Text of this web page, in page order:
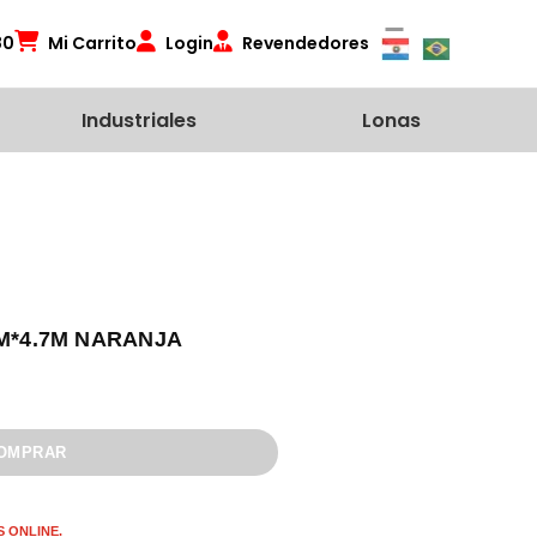
Mi Carrito Login Revendedores
Industriales Lonas
NARANJA
ONLINE.